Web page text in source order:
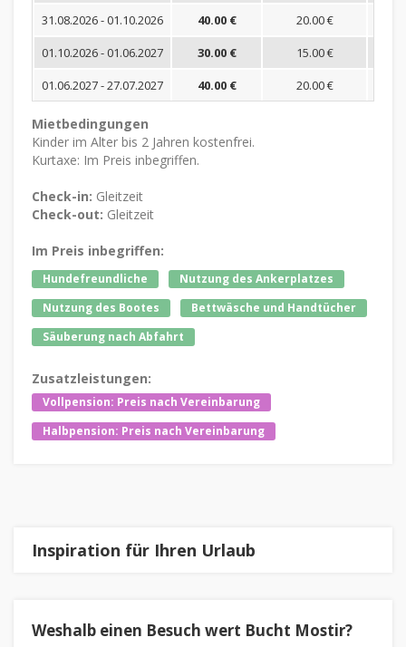
31.08.2026 - 01.10.2026
40.00 €
20.00 €
01.10.2026 - 01.06.2027
30.00 €
15.00 €
01.06.2027 - 27.07.2027
40.00 € 20.00 €
Mietbedingungen
Kinder im Alter bis 2 Jahren kostenfrei.
Kurtaxe: Im Preis inbegriffen.
Check-in: Gleitzeit
Check-out: Gleitzeit
Im Preis inbegriffen:
Hundefreundliche
Nutzung des Ankerplatzes
Nutzung des Bootes
Bettwäsche und Handtücher
Säuberung nach Abfahrt
Zusatzleistungen:
Vollpension: Preis nach Vereinbarung
Halbpension: Preis nach Vereinbarung
Inspiration für Ihren Urlaub
Weshalb einen Besuch wert Bucht Mostir?